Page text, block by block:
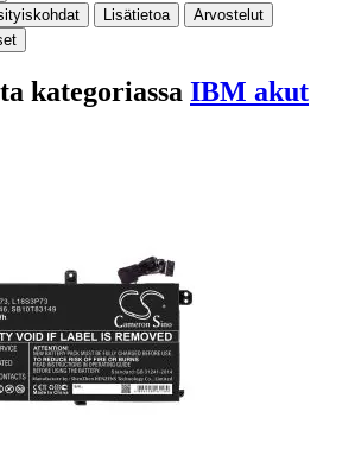
Lisätietoa
Arvostelut
kategoriassa IBM akut